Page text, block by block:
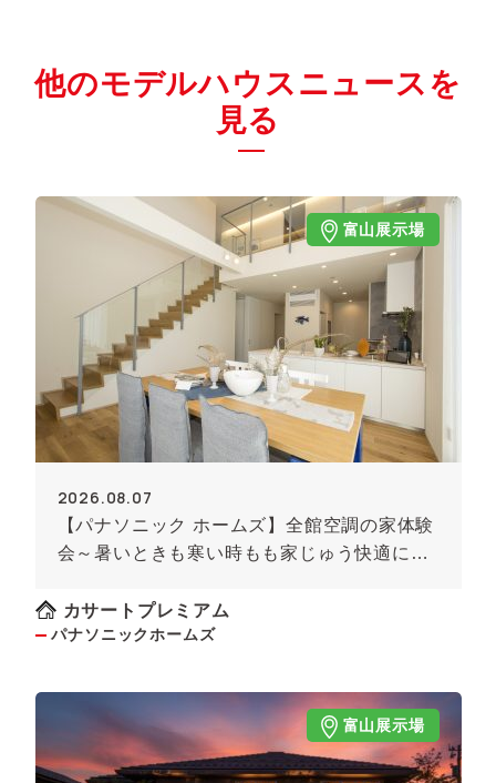
他のモデルハウスニュースを
見る
富山展示場
2026.08.07
【パナソニック ホームズ】全館空調の家体験
会～暑いときも寒い時もも家じゅう快適に！
カサートプレミアム
パナソニックホームズ
富山展示場